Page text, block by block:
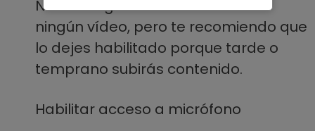
No es obligatorio si no vas a subir
ningún vídeo, pero te recomiendo que
lo dejes habilitado porque tarde o
temprano subirás contenido.
Habilitar acceso a micrófono